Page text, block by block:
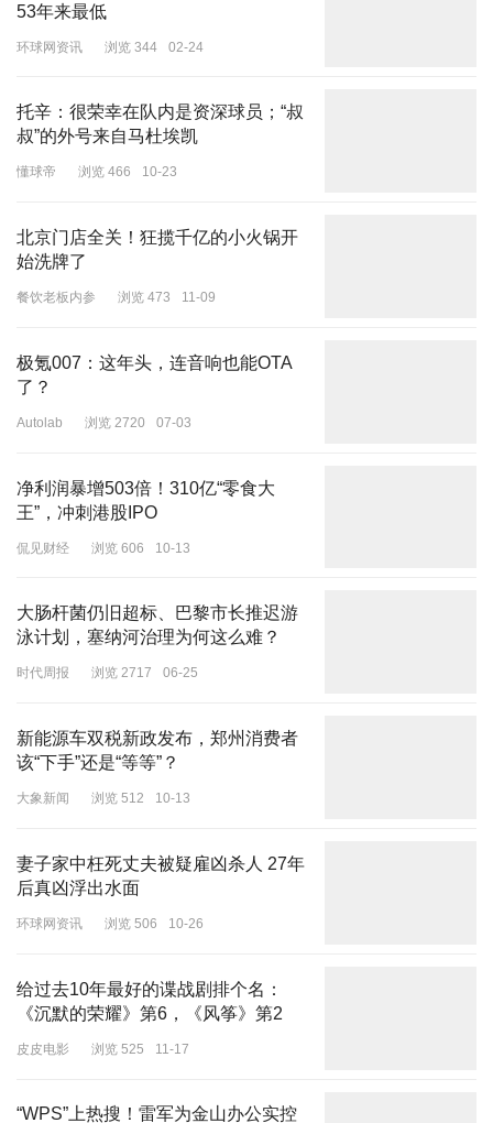
其实就在Angelababy出发前，还有网友在伦敦机场偶遇
条，只不过红色新中式大褂换成了红色针织衫。偶遇者称
Angelababy本人又高又瘦又美，人也很nice。
对于Angelababy回国，网友却不似粉丝那么激动。有网友感慨
Angelababy的人气大不如从前，接机现场都没什么人，还有人喊话
个人，和从前寸步难行的状态相比，Angelababy的人气确实凋零了
很多，
Angelababy解禁后，网传她要入组拍戏，还有网友称她要回归跑
男。不过从Angelababy的行程来看，她在内娱复出并不容易。
53年来最低
环球网资讯 浏览 344 02-24
托辛：很荣幸在队内是资深球员；“叔
叔”的外号来自马杜埃凯
懂球帝 浏览 466 10-23
北京门店全关！狂揽千亿的小火锅开
始洗牌了
餐饮老板内参 浏览 473 11-09
极氪007：这年头，连音响也能OTA
了？
Autolab 浏览 2720 07-03
净利润暴增503倍！310亿“零食大
王”，冲刺港股IPO
侃见财经 浏览 606 10-13
大肠杆菌仍旧超标、巴黎市长推迟游
泳计划，塞纳河治理为何这么难？
时代周报 浏览 2717 06-25
新能源车双税新政发布，郑州消费者
该“下手”还是“等等”？
大象新闻 浏览 512 10-13
妻子家中枉死丈夫被疑雇凶杀人 27年
后真凶浮出水面
环球网资讯 浏览 506 10-26
给过去10年最好的谍战剧排个名：
《沉默的荣耀》第6，《风筝》第2
皮皮电影 浏览 525 11-17
“WPS”上热搜！雷军为金山办公实控